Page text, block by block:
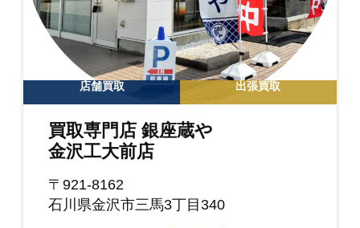
店舗買取 出張買取
買取専門店 銀座蔵や
金沢工大前店
〒921-8162
石川県金沢市三馬3丁目340